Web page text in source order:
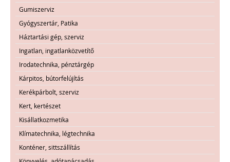
Gumiszerviz
Gyógyszertár, Patika
Háztartási gép, szerviz
Ingatlan, ingatlanközvetítő
Irodatechnika, pénztárgép
Kárpitos, bútorfelújítás
Kerékpárbolt, szerviz
Kert, kertészet
Kisállatkozmetika
Klímatechnika, légtechnika
Konténer, sittszállítás